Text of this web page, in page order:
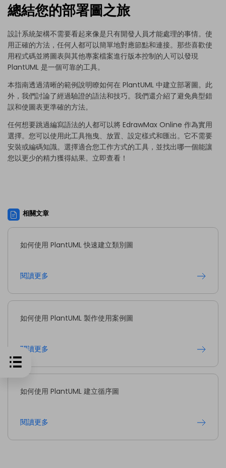
總結您的部署圖之旅
設計系統架構不需要看起來像是只有開發人員才能處理的事情。使
用正確的方法，任何人都可以簡單地對應節點和連接。那些喜歡使
用程式碼並將圖表與其他專案檔案進行版本控制的人可以發現
PlantUML 是一個可靠的工具。
本指南透過清晰的範例說明瞭如何在 PlantUML 中建立部署圖。此
外，我們討論了經過驗證的語法和技巧。我們還介紹了避免典型錯
誤和使圖表更準確的方法。
任何想要跳過編寫語法的人都可以將 EdrawMax Online 作為實用
選擇。您可以使用此工具拖曳、放置、設定樣式和匯出。它不需要
安裝或編碼知識。選擇適合您工作方式的工具，並找出哪一個能讓
您以更少的精力獲得結果。立即查看！
相關文章
如何使用 PlantUML 快速建立類別圖
閱讀更多
如何使用 PlantUML 製作使用案例圖
閱讀更多
如何使用 PlantUML 建立循序圖
閱讀更多